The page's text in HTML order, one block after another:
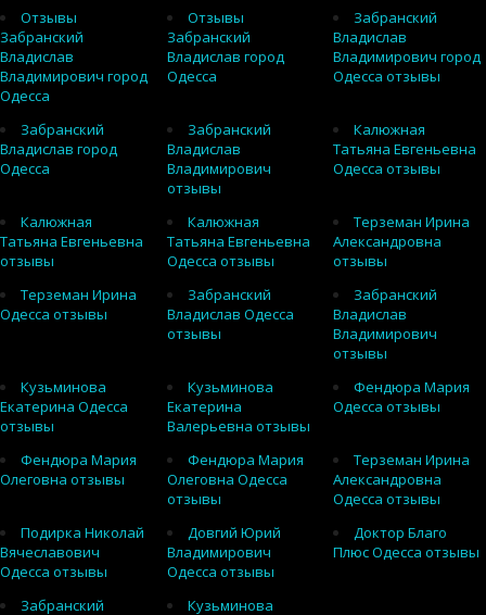
Отзывы
Забранский
Владислав
Владимирович город
Одесса
Отзывы
Забранский
Владислав город
Одесса
Забранский
Владислав
Владимирович город
Одесса отзывы
Забранский
Владислав город
Одесса
Забранский
Владислав
Владимирович
отзывы
Калюжная
Татьяна Евгеньевна
Одесса отзывы
Калюжная
Татьяна Евгеньевна
отзывы
Калюжная
Татьяна Евгеньевна
Одесса отзывы
Терземан Ирина
Александровна
отзывы
Терземан Ирина
Одесса отзывы
Забранский
Владислав Одесса
отзывы
Забранский
Владислав
Владимирович
отзывы
Кузьминова
Екатерина Одесса
отзывы
Кузьминова
Екатерина
Валерьевна отзывы
Фендюра Мария
Одесса отзывы
Фендюра Мария
Олеговна отзывы
Фендюра Мария
Олеговна Одесса
отзывы
Терземан Ирина
Александровна
Одесса отзывы
Подирка Николай
Вячеславович
Одесса отзывы
Довгий Юрий
Владимирович
Одесса отзывы
Доктор Благо
Плюс Одесса отзывы
Забранский
Кузьминова